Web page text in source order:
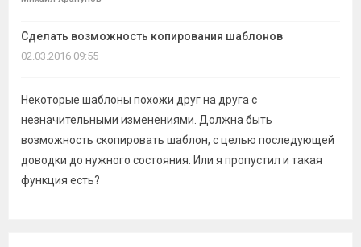
Сделать возможность копирования шаблонов
02.03.2016 09:55
Некоторые шаблоны похожи друг на друга с
незначительными изменениями. Должна быть
возможность скопировать шаблон, с целью последующей
доводки до нужного состояния. Или я пропустил и такая
функция есть?